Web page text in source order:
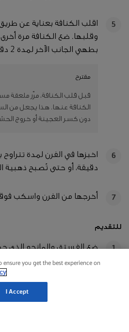
5
اقلب الكنافة بعناية عن
وقلبها. ضع الكنافة مرة
بطهي الجانب الآخر لمدة 2 دقيقة.
مقترح
قبل قلب الكنافة، مرّر ملعقة
الكنافة عنها. هذا يجعل من
دون كسر العجينة أو خروج
6
دقيقة، أو حتى تُصبح ذهبية
7 أخرجها من الفرن واسكب
للتقديم
1
ضع الفستق والمانجو الذي
المجففة فوق الكنافة، ثم
ensure you get the best experience on
I Accept